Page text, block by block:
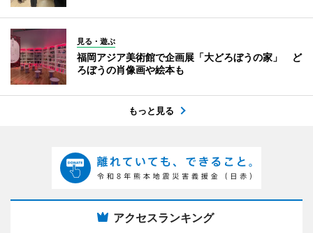
見る・遊ぶ
福岡アジア美術館で企画展「大どろぼうの家」 ど
ろぼうの肖像画や絵本も
もっと見る
アクセスランキング